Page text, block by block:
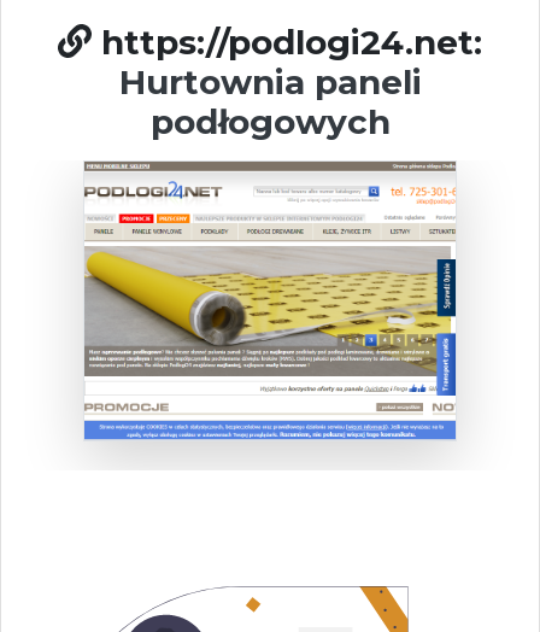
https://podlogi24.net:
Hurtownia paneli
podłogowych